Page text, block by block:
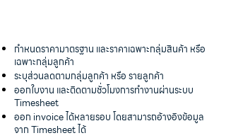
กำหนดราคามาตรฐาน และราคาเฉพาะกลุ่มสินค้า หรือ
เฉพาะกลุ่มลูกค้า
ระบุส่วนลดตามกลุ่มลูกค้า หรือ รายลูกค้า
ออกใบงาน และติดตามชั่วโมงการทำงานผ่านระบบ
Timesheet
ออก invoice ได้หลายรอบ โดยสามารถอ้างอิงข้อมูล
จาก Timesheet ได้